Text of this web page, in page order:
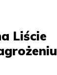
Liście